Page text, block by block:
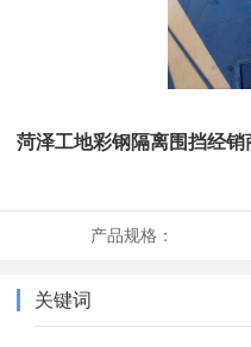
菏泽工地彩钢隔离围挡经
产品规格：
关键词